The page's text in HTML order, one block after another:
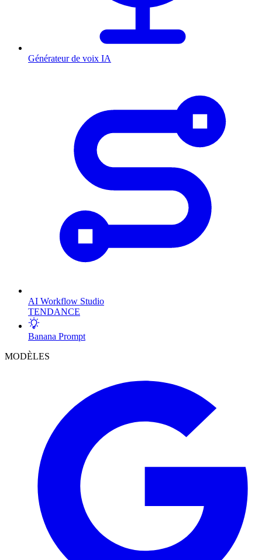
Générateur de voix IA
AI Workflow Studio
TENDANCE
Banana Prompt
MODÈLES